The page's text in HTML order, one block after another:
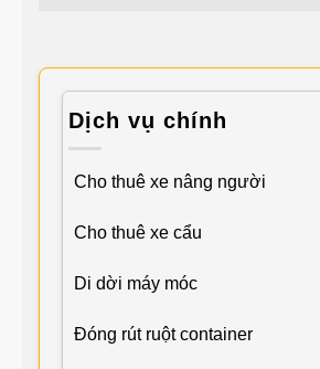
Dịch vụ chính
Cho thuê xe nâng người
Cho thuê xe cẩu
Di dời máy móc
Đóng rút ruột container